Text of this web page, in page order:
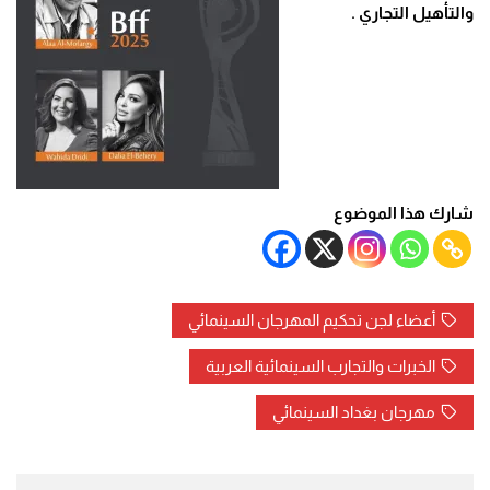
والتأهيل التجاري .
شارك هذا الموضوع
أعضاء لجن تحكيم المهرجان السينمائي
الخبرات والتجارب السينمائية العربية
مهرجان بغداد السينمائي